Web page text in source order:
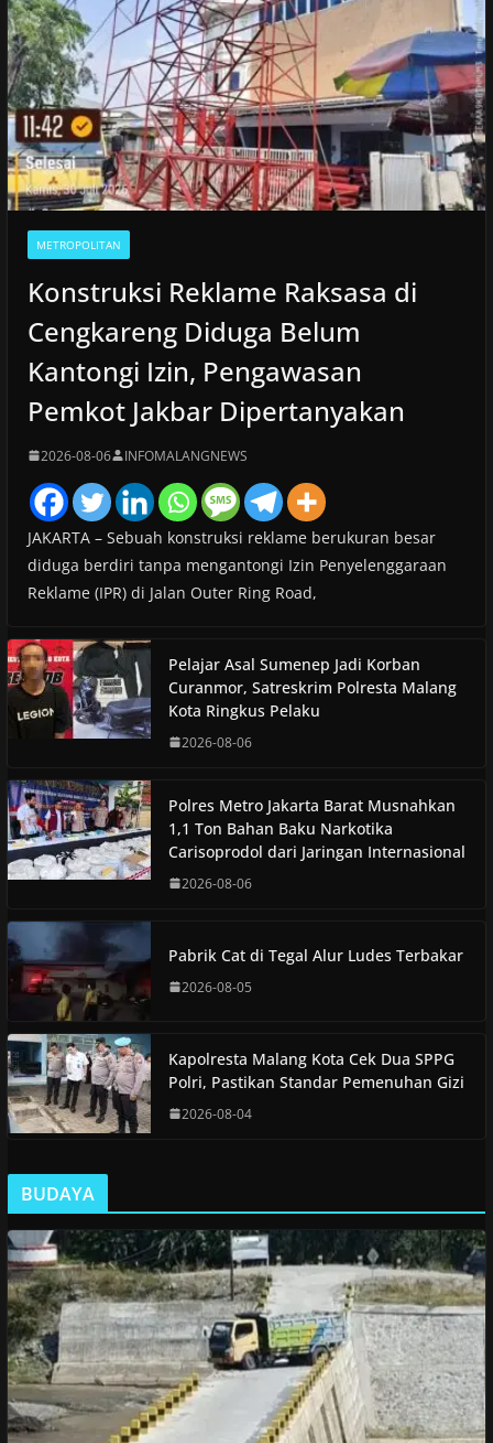
METROPOLITAN
Konstruksi Reklame Raksasa di
Cengkareng Diduga Belum
Kantongi Izin, Pengawasan
Pemkot Jakbar Dipertanyakan
2026-08-06 INFOMALANGNEWS
JAKARTA – Sebuah konstruksi reklame berukuran besar
diduga berdiri tanpa mengantongi Izin Penyelenggaraan
Reklame (IPR) di Jalan Outer Ring Road,
Pelajar Asal Sumenep Jadi Korban
Curanmor, Satreskrim Polresta Malang
Kota Ringkus Pelaku
2026-08-06
Polres Metro Jakarta Barat Musnahkan
1,1 Ton Bahan Baku Narkotika
Carisoprodol dari Jaringan Internasional
2026-08-06
Pabrik Cat di Tegal Alur Ludes Terbakar
2026-08-05
Kapolresta Malang Kota Cek Dua SPPG
Polri, Pastikan Standar Pemenuhan Gizi
2026-08-04
BUDAYA